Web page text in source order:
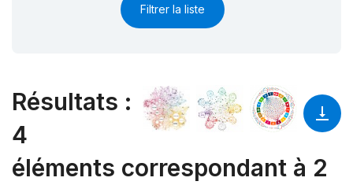
Filtrer la liste
Résultats :
4
éléments correspondant à 2